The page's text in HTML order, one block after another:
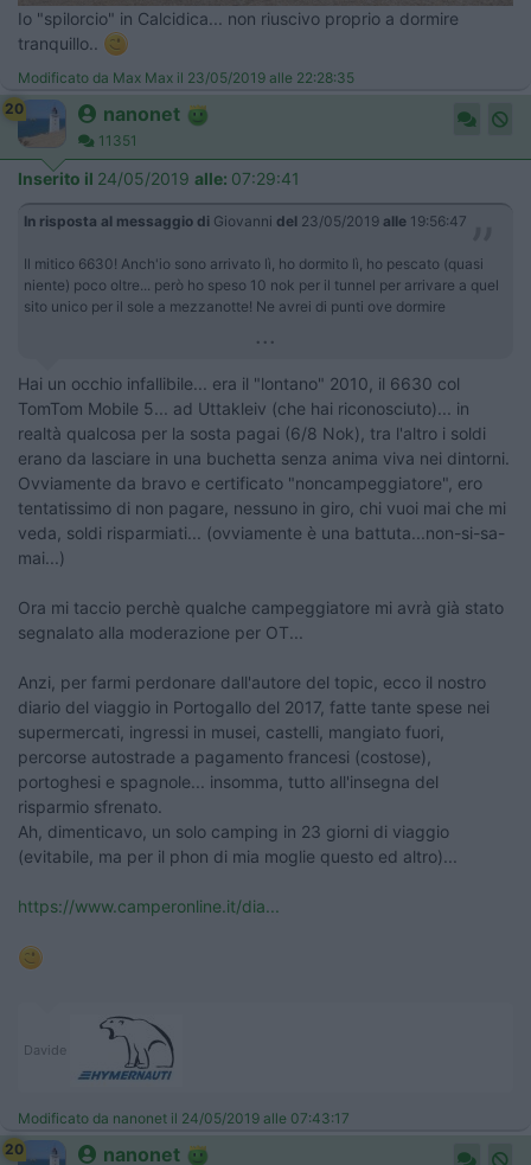
Io "spilorcio" in Calcidica... non riuscivo proprio a dormire
tranquillo..
Modificato da Max Max il 23/05/2019 alle 22:28:35
20
nanonet
11351
Inserito il 24/05/2019 alle: 07:29:41
In risposta al messaggio di Giovanni del 23/05/2019 alle 19:56:47
Il mitico 6630! Anch'io sono arrivato lì, ho dormito lì, ho pescato (quasi
niente) poco oltre... però ho speso 10 nok per il tunnel per arrivare a quel
sito unico per il sole a mezzanotte! Ne avrei di punti ove dormire
...
Hai un occhio infallibile... era il "lontano" 2010, il 6630 col
TomTom Mobile 5... ad Uttakleiv (che hai riconosciuto)... in
realtà qualcosa per la sosta pagai (6/8 Nok), tra l'altro i soldi
erano da lasciare in una buchetta senza anima viva nei dintorni.
Ovviamente da bravo e certificato "noncampeggiatore", ero
tentatissimo di non pagare, nessuno in giro, chi vuoi mai che mi
veda, soldi risparmiati... (ovviamente è una battuta...non-si-sa-
mai...)
Ora mi taccio perchè qualche campeggiatore mi avrà già stato
segnalato alla moderazione per OT...
Anzi, per farmi perdonare dall'autore del topic, ecco il nostro
diario del viaggio in Portogallo del 2017, fatte tante spese nei
supermercati, ingressi in musei, castelli, mangiato fuori,
percorse autostrade a pagamento francesi (costose),
portoghesi e spagnole... insomma, tutto all'insegna del
risparmio sfrenato.
Ah, dimenticavo, un solo camping in 23 giorni di viaggio
(evitabile, ma per il phon di mia moglie questo ed altro)...
https://www.camperonline.it/dia...
Davide
Modificato da nanonet il 24/05/2019 alle 07:43:17
20
nanonet